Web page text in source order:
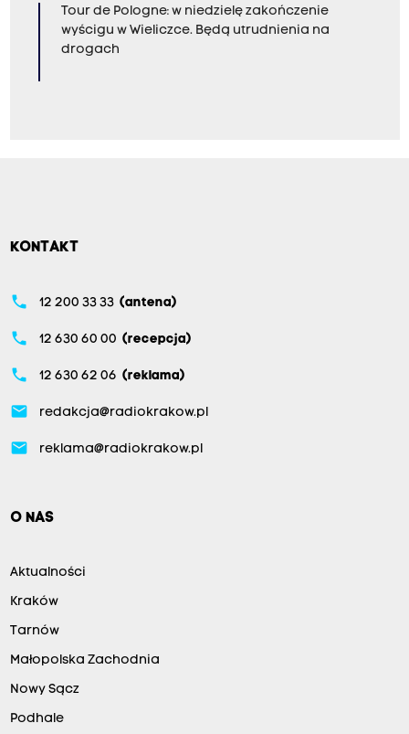
Tour de Pologne: w niedzielę zakończenie
wyścigu w Wieliczce. Będą utrudnienia na
drogach
KONTAKT
phone 12 200 33 33 (antena)
phone 12 630 60 00 (recepcja)
phone 12 630 62 06 (reklama)
email redakcja@radiokrakow.pl
email reklama@radiokrakow.pl
O NAS
Aktualności
Kraków
Tarnów
Małopolska Zachodnia
Nowy Sącz
Podhale